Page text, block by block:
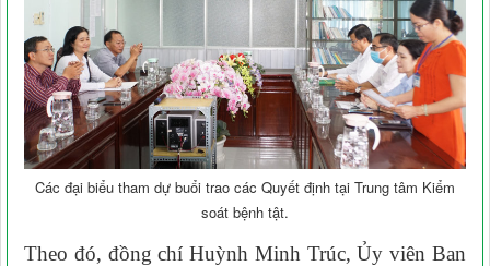
Các đại biểu tham dự buổi trao các Quyết định tại Trung tâm Kiểm
soát bệnh tật.
Theo đó, đồng chí Huỳnh Minh Trúc, Ủy viên Ban